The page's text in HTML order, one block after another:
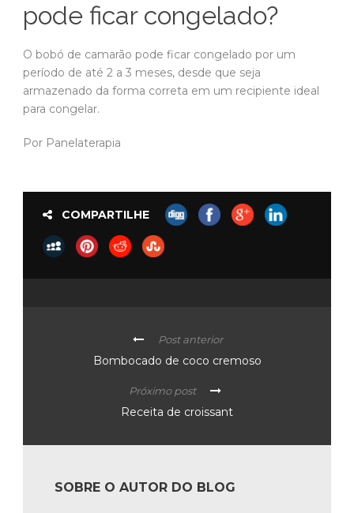
pode ficar congelado?
O bobó de camarão pode ficar congelado por um
período de até 2 a 3 meses, desde que seja
armazenado da forma correta em um recipiente ideal
para congelar.
Por Panelaterapia
COMPARTILHE
Post anterior
Bombocado de coco cremoso
Próximo post
Receita de croissant
SOBRE O AUTOR DO BLOG